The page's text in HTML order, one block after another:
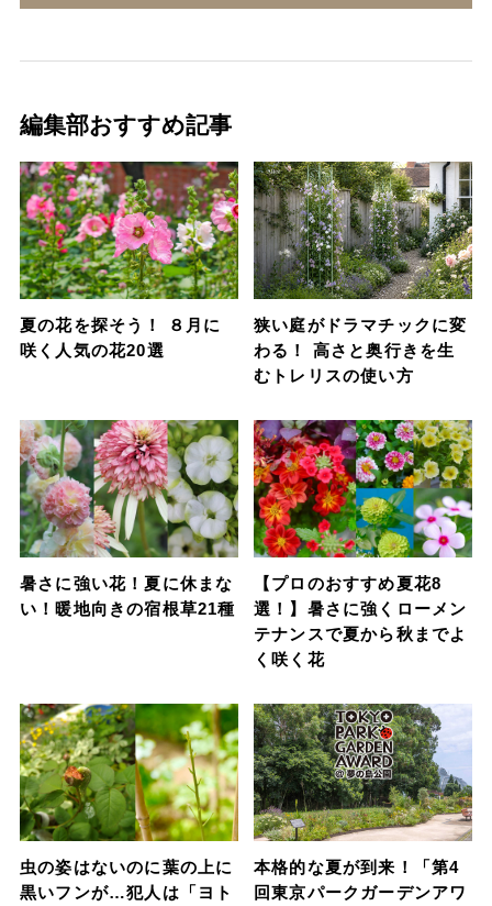
編集部おすすめ記事
夏の花を探そう！ ８月に
咲く人気の花20選
狭い庭がドラマチックに変
わる！ 高さと奥行きを生
むトレリスの使い方
暑さに強い花！夏に休まな
い！暖地向きの宿根草21種
【プロのおすすめ夏花8
選！】暑さに強くローメン
テナンスで夏から秋までよ
く咲く花
虫の姿はないのに葉の上に
黒いフンが…犯人は「ヨト
本格的な夏が到来！「第4
回東京パークガーデンアワ